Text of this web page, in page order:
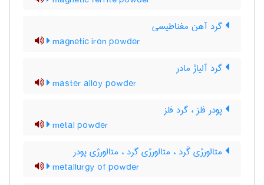
گرد آهن مغناطیسی
magnetic iron powder
گرد آلیاژ مادر
master alloy powder
پودر فلز ، گرد فلز
metal powder
متالورژی گَرد ، متالورژی گرد ، متالورژی پودر
metallurgy of powder